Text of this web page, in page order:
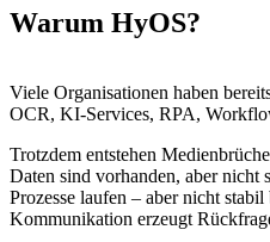
Warum HyOS?
Viele Organisationen haben
OCR, KI-Services, RPA,
Trotzdem entstehen
Daten sind vorhanden, aber nicht
Prozesse laufen – aber nicht
Kommunikation erzeugt